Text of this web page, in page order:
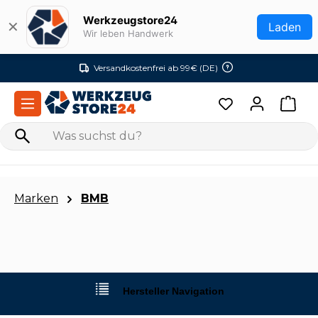
Zum Hauptinhalt springen
✕ Werkzeugstore24
Wir leben Handwerk Laden
Versandkostenfrei ab 99€ (DE)
Marken BMB
Hersteller Navigation